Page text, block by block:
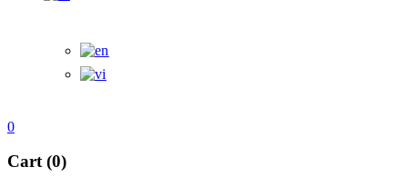
0
Cart (0)